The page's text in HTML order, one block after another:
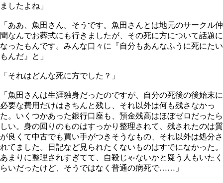
ましたよね」
「ああ、魚田さん。そうです。魚田さんとは地元のサークル仲
間なんでお葬式にも行きましたが、その死に方について話題に
なったもんです。みんな口々に『自分もあんなふうに死にたい
もんだ』と」
「それはどんな死に方でした？」
「魚田さんは生涯独身だったのですが、自分の死後の後始末に
必要な費用だけはきちんと残し、それ以外は何も残さなかっ
た。いくつかあった銀行口座も、預金残高はほぼゼロだったら
しい。身の回りのものはすっかり整理されて、残されたのは質
が良くて中古でも買い手がつきそうなもの、それ以外は処分さ
れてました。日記など見られたくないものはすでになかった。
あまりに整理されすぎてて、自殺じゃないかと疑う人もいたく
らいだったけど、そうではなく普通の病死で……」